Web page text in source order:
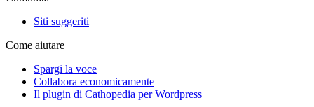
Siti suggeriti
Come aiutare
Spargi la voce
Collabora economicamente
Il plugin di Cathopedia per Wordpress